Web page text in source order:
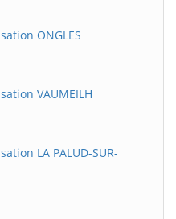
ONGLES
VAUMEILH
LA PALUD-SUR-